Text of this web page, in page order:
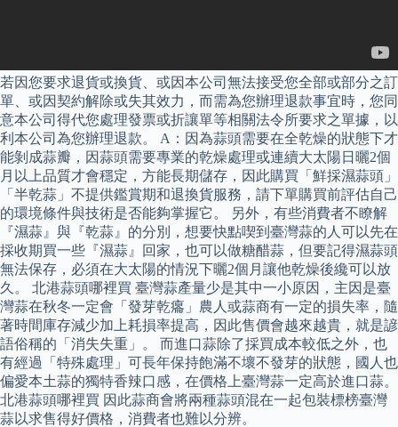
若因您要求退貨或換貨、或因本公司無法接受您全部或部分之訂
單、或因契約解除或失其效力，而需為您辦理退款事宜時，您同
意本公司得代您處理發票或折讓單等相關法令所要求之單據，以
利本公司為您辦理退款。 A：因為蒜頭需要在全乾燥的狀態下才
能剝成蒜瓣，因蒜頭需要專業的乾燥處理或連續大太陽日曬2個
月以上品質才會穩定，方能長期儲存，因此購買「鮮採濕蒜頭」
「半乾蒜」不提供鑑賞期和退換貨服務，請下單購買前評估自己
的環境條件與技術是否能夠掌握它。 另外，有些消費者不瞭解
『濕蒜』與『乾蒜』的分別，想要快點喫到臺灣蒜的人可以先在
採收期買一些『濕蒜』回家，也可以做糖醋蒜，但要記得濕蒜頭
無法保存，必須在大太陽的情況下曬2個月讓他乾燥後纔可以放
久。 北港蒜頭哪裡買 臺灣蒜產量少是其中一小原因，主因是臺
灣蒜在秋冬一定會「發芽乾癟」農人或蒜商有一定的損失率，隨
著時間庫存減少加上耗損率提高，因此售價會越來越貴，就是諺
語俗稱的「消失失重」。 而進口蒜除了採買成本較低之外，也
有經過「特殊處理」可長年保持飽滿不壞不發芽的狀態，國人也
偏愛本土蒜的獨特香辣口感，在價格上臺灣蒜一定高於進口蒜。
北港蒜頭哪裡買 因此蒜商會將兩種蒜頭混在一起包裝標榜臺灣
蒜以求售得好價格，消費者也難以分辨。